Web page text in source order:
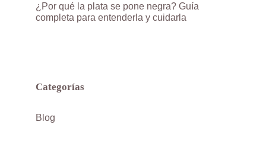
¿Por qué la plata se pone negra? Guía
completa para entenderla y cuidarla
Categorías
Blog